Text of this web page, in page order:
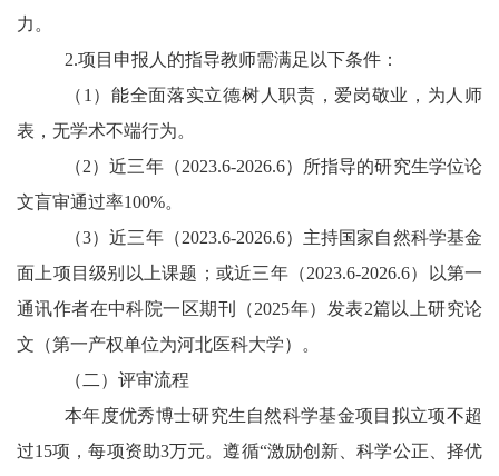
力。
2.项目申报人的指导教师需满足以下条件：
（1）能全面落实立德树人职责，爱岗敬业，为人师
表，无学术不端行为。
（2）近三年（2023.6-2026.6）所指导的研究生学位论
文盲审通过率100%。
（3）近三年（2023.6-2026.6）主持国家自然科学基金
面上项目级别以上课题；或近三年（2023.6-2026.6）以第一
通讯作者在中科院一区期刊（2025年） 发表2篇以上研究论
文（第一产权单位为河北医科大学）。
（二）评审流程
本年度优秀博士研究生自然科学基金项目拟立项不超
过15项，每项资助3万元。遵循“激励创新、科学公正、择优